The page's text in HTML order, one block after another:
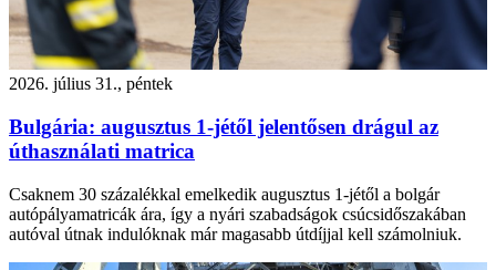
2026. július 31., péntek
Bulgária: augusztus 1-jétől jelentősen drágul az
úthasználati matrica
Csaknem 30 százalékkal emelkedik augusztus 1-jétől a bolgár
autópályamatricák ára, így a nyári szabadságok csúcsidőszakában
autóval útnak indulóknak már magasabb útdíjjal kell számolniuk.